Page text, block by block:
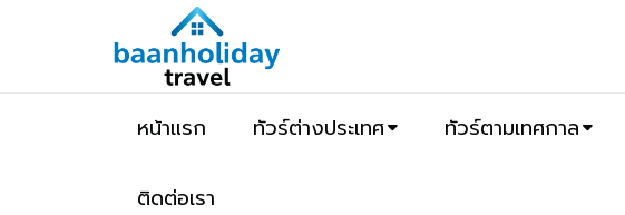
หน้าแรก ทัวร์ต่างประเทศ ทัวร์ตามเทศกาล
ติดต่อเรา